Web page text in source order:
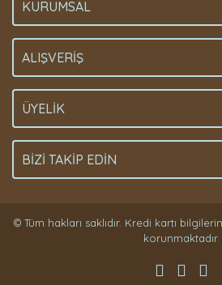
KURUMSAL
ALIŞVERİŞ
ÜYELİK
BİZİ TAKİP EDİN
© Tüm hakları saklıdır. Kredi kartı
korunmaktadır.